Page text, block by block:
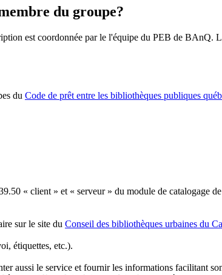
du groupe?
est coordonnée par le l'équipe du PEB de BAnQ.
du Code de prêt entre les bibliothèques publiques
« client » et « serveur » du module de catalogage
sur le site du Conseil des bibliothèques urbaines du
étiquettes, etc.).
aussi le service et fournir les informations facilitant